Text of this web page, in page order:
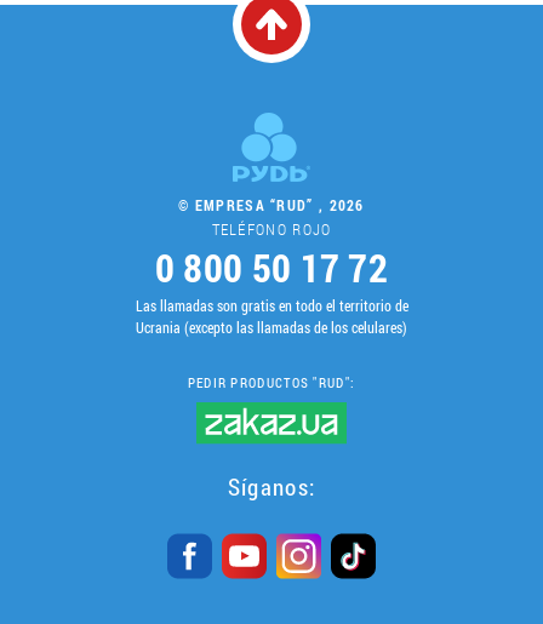
© EMPRESA “RUD” , 2026
TELÉFONO ROJO
0 800 50 17 72
Las llamadas son gratis en todo el territorio de
Ucrania (excepto las llamadas de los celulares)
PEDIR PRODUCTOS "RUD":
Síganos: